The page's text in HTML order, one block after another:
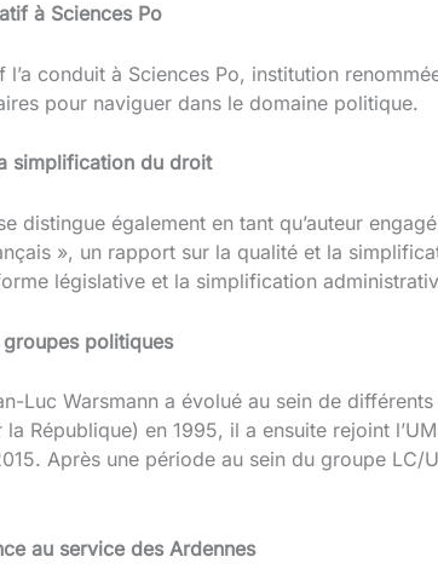
à Sciences Po
l’a conduit à Sciences Po, institution
pour naviguer dans le domaine politique.
simplification du droit
distingue également en tant qu’auteur
», un rapport sur la qualité et la
législative et la simplification
politiques
Luc Warsmann a évolué au sein de
la République) en 1995, il a ensuite rejoint
Après une période au sein du groupe
au service des Ardennes